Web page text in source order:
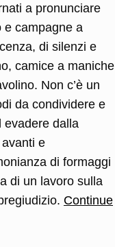
a pronunciare
e campagne a
di silenzi e
camice a maniche
Non c’è un
da condividere e
evadere dalla
e
di formaggi
di un lavoro sulla
Continue